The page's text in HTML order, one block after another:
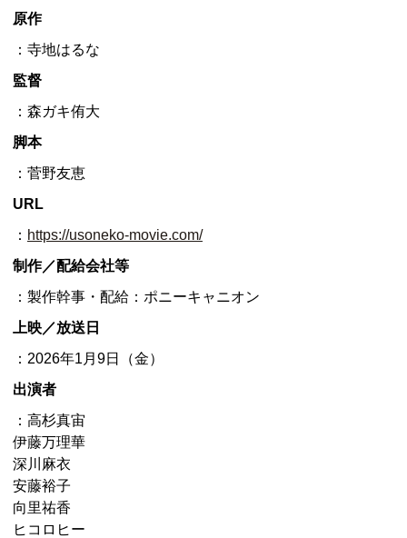
原作
：寺地はるな
監督
：森ガキ侑大
脚本
：菅野友恵
URL
： https://usoneko-movie.com/
制作／配給会社等
：製作幹事・配給：ポニーキャニオン
上映／放送日
：2026年1月9日（金）
出演者
：高杉真宙
伊藤万理華
深川麻衣
安藤裕子
向里祐香
ヒコロヒー